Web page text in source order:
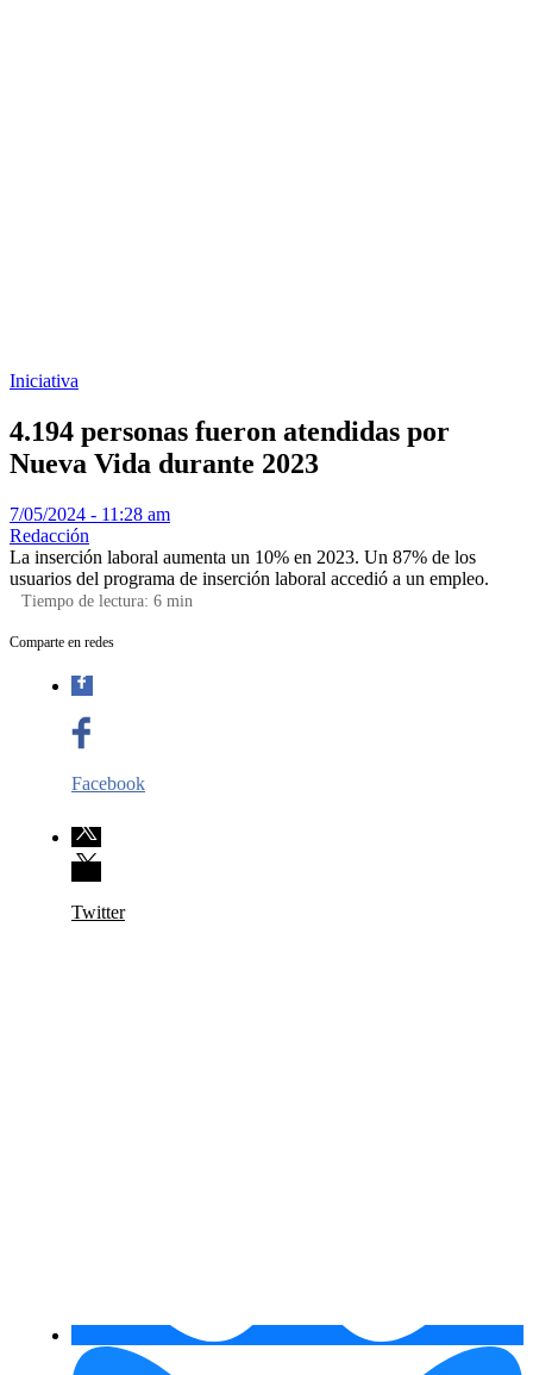
Iniciativa
4.194 personas fueron atendidas por
Nueva Vida durante 2023
7/05/2024 - 11:28 am
Redacción
La inserción laboral aumenta un 10% en 2023. Un 87% de los
usuarios del programa de inserción laboral accedió a un empleo.
Tiempo de lectura: 6 min
Comparte en redes
Facebook
Twitter